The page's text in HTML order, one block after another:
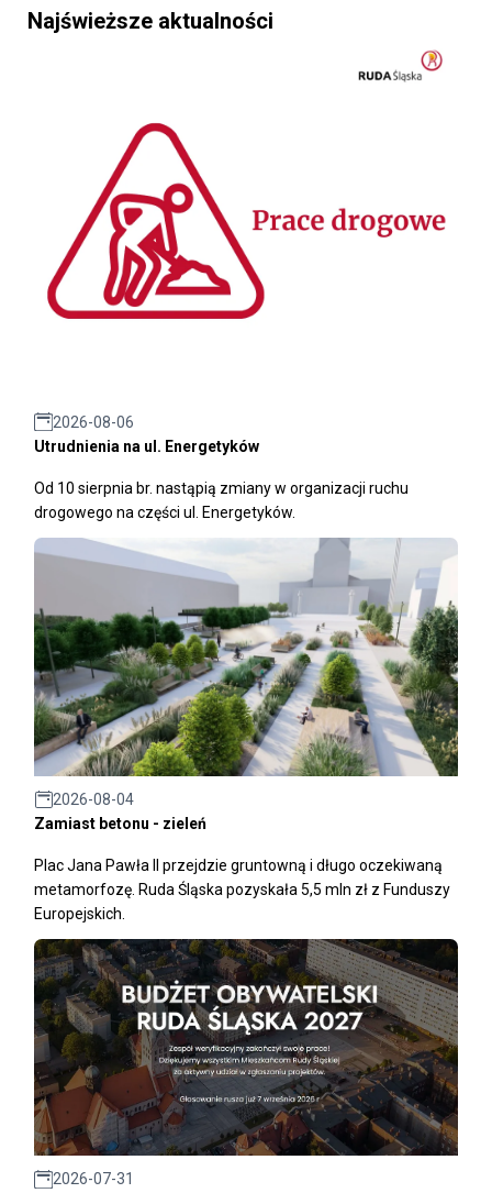
Najświeższe aktualności
2026-08-06
Utrudnienia na ul. Energetyków
Od 10 sierpnia br. nastąpią zmiany w organizacji ruchu
drogowego na części ul. Energetyków.
2026-08-04
Zamiast betonu - zieleń
Plac Jana Pawła II przejdzie gruntowną i długo oczekiwaną
metamorfozę. Ruda Śląska pozyskała 5,5 mln zł z Funduszy
Europejskich.
2026-07-31